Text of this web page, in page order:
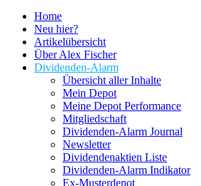
Home
Neu hier?
Artikelübersicht
Über Alex Fischer
Dividenden-Alarm
Übersicht aller Inhalte
Mein Depot
Meine Depot Performance
Mitgliedschaft
Dividenden-Alarm Journal
Newsletter
Dividendenaktien Liste
Dividenden-Alarm Indikator
Ex-Musterdepot